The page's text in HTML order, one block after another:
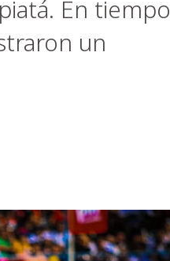
En tiempo
un